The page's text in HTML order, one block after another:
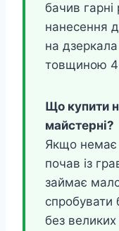
бачив гарні
нанесення
на дзеркала
товщиною
Що купити
майстерні?
Якщо немає
почав із
займає
спробувати
без великих